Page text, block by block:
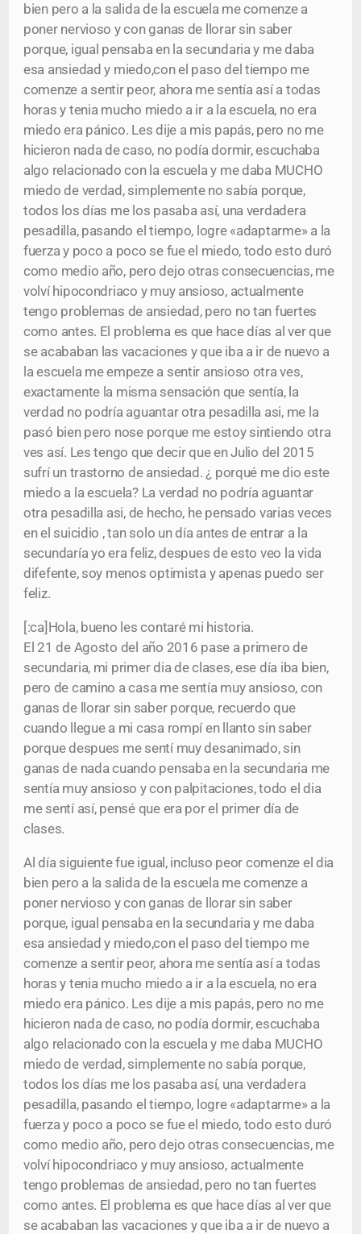
bien pero a la salida de la escuela me comenze a
poner nervioso y con ganas de llorar sin saber
porque, igual pensaba en la secundaria y me daba
esa ansiedad y miedo,con el paso del tiempo me
comenze a sentir peor, ahora me sentía así a todas
horas y tenia mucho miedo a ir a la escuela, no era
miedo era pánico. Les dije a mis papás, pero no me
hicieron nada de caso, no podía dormir, escuchaba
algo relacionado con la escuela y me daba MUCHO
miedo de verdad, simplemente no sabía porque,
todos los días me los pasaba así, una verdadera
pesadilla, pasando el tiempo, logre «adaptarme» a la
fuerza y poco a poco se fue el miedo, todo esto duró
como medio año, pero dejo otras consecuencias, me
volví hipocondriaco y muy ansioso, actualmente
tengo problemas de ansiedad, pero no tan fuertes
como antes. El problema es que hace días al ver que
se acababan las vacaciones y que iba a ir de nuevo a
la escuela me empeze a sentir ansioso otra ves,
exactamente la misma sensación que sentía, la
verdad no podría aguantar otra pesadilla asi, me la
pasó bien pero nose porque me estoy sintiendo otra
ves así. Les tengo que decir que en Julio del 2015
sufrí un trastorno de ansiedad. ¿ porqué me dio este
miedo a la escuela? La verdad no podría aguantar
otra pesadilla asi, de hecho, he pensado varias veces
en el suicidio , tan solo un día antes de entrar a la
secundaría yo era feliz, despues de esto veo la vida
difefente, soy menos optimista y apenas puedo ser
feliz.
[:ca]Hola, bueno les contaré mi historia.
El 21 de Agosto del año 2016 pase a primero de
secundaria, mi primer dia de clases, ese día iba bien,
pero de camino a casa me sentía muy ansioso, con
ganas de llorar sin saber porque, recuerdo que
cuando llegue a mi casa rompí en llanto sin saber
porque despues me sentí muy desanimado, sin
ganas de nada cuando pensaba en la secundaria me
sentía muy ansioso y con palpitaciones, todo el dia
me sentí así, pensé que era por el primer día de
clases.
Al día siguiente fue igual, incluso peor comenze el dia
bien pero a la salida de la escuela me comenze a
poner nervioso y con ganas de llorar sin saber
porque, igual pensaba en la secundaria y me daba
esa ansiedad y miedo,con el paso del tiempo me
comenze a sentir peor, ahora me sentía así a todas
horas y tenia mucho miedo a ir a la escuela, no era
miedo era pánico. Les dije a mis papás, pero no me
hicieron nada de caso, no podía dormir, escuchaba
algo relacionado con la escuela y me daba MUCHO
miedo de verdad, simplemente no sabía porque,
todos los días me los pasaba así, una verdadera
pesadilla, pasando el tiempo, logre «adaptarme» a la
fuerza y poco a poco se fue el miedo, todo esto duró
como medio año, pero dejo otras consecuencias, me
volví hipocondriaco y muy ansioso, actualmente
tengo problemas de ansiedad, pero no tan fuertes
como antes. El problema es que hace días al ver que
se acababan las vacaciones y que iba a ir de nuevo a